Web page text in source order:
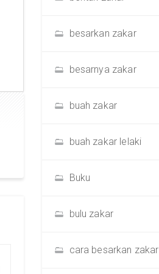
besarkan zakar
besarnya zakar
buah zakar
buah zakar lelaki
Buku
bulu zakar
cara besarkan zakar